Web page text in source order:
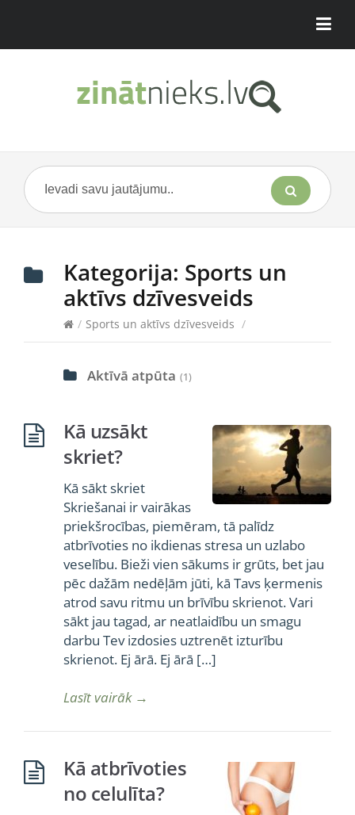
Kategorija: Sports un
aktīvs dzīvesveids
/ Sports un aktīvs dzīvesveids /
Aktīvā atpūta (1)
Kā uzsākt
skriet?
Kā sākt skriet
Skriešanai ir vairākas
priekšrocības, piemēram, tā palīdz
atbrīvoties no ikdienas stresa un uzlabo
veselību. Bieži vien sākums ir grūts, bet jau
pēc dažām nedēļām jūti, kā Tavs ķermenis
atrod savu ritmu un brīvību skrienot. Vari
sākt jau tagad, ar neatlaidību un smagu
darbu Tev izdosies uztrenēt izturību
skrienot. Ej ārā. Ej ārā […]
Lasīt vairāk→
Kā atbrīvoties
no celulīta?